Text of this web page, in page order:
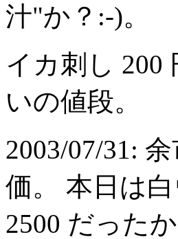
汁"か？:-)。
イカ刺し 200
いの値段。
2003/07/31:
価。 本日は
2500 だった